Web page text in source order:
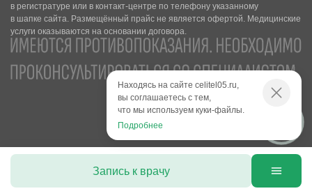
Запись к врачу
в регистратуре или в контакт-центре по телефону указанному
в шапке сайта. Размещённый прайс не является офертой. Медицинские
услуги оказываются на основании договора.
Находясь на сайте celitel05.ru,
вы соглашаетесь с тем,
что мы используем куки-файлы.
Подробнее